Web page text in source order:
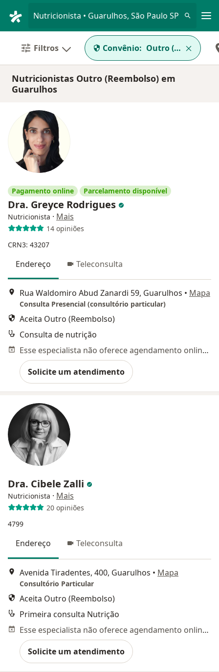
Nutricionista • Guarulhos, São Paulo SP
Filtros Convênio: Outro (Reembolso)
Nutricionistas Outro (Reembolso) em
Guarulhos
Pagamento online Parcelamento disponível
Dra. Greyce Rodrigues
Nutricionista · Mais
14 opiniões
CRN3: 43207
Endereço Teleconsulta
Rua Waldomiro Abud Zanardi 59, Guarulhos • Mapa
Consulta Presencial (consultório particular)
Aceita Outro (Reembolso)
Consulta de nutrição
Esse especialista não oferece agendamento online para esse endereço.
Solicite um atendimento
Dra. Cibele Zalli
Nutricionista · Mais
20 opiniões
4799
Endereço Teleconsulta
Avenida Tiradentes, 400, Guarulhos • Mapa
Consultório Particular
Aceita Outro (Reembolso)
Primeira consulta Nutrição
Esse especialista não oferece agendamento online para esse endereço.
Solicite um atendimento